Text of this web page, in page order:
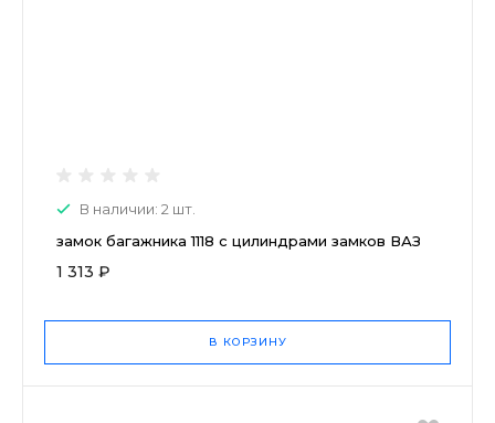
В наличии: 2 шт.
замок багажника 1118 c цилиндрами замков ВАЗ
1 313 ₽
В КОРЗИНУ